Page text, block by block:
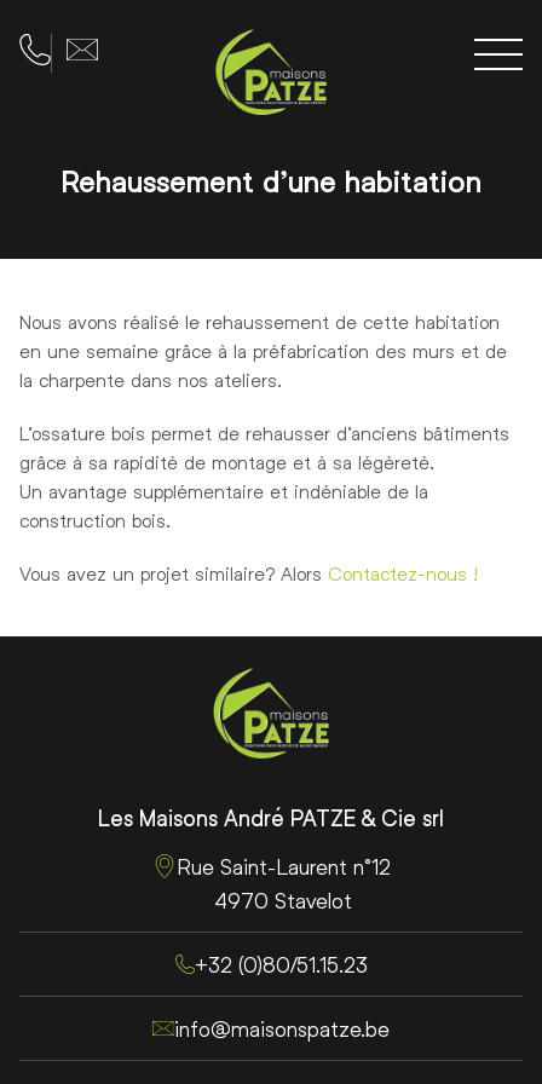
TéléphoneAdresse e-mail
Rehaussement d’une habitation
Nous avons réalisé le rehaussement de cette habitation
en une semaine grâce à la préfabrication des murs et de
la charpente dans nos ateliers.
L’ossature bois permet de rehausser d’anciens bâtiments
grâce à sa rapidité de montage et à sa légèreté.
Un avantage supplémentaire et indéniable de la
construction bois.
Vous avez un projet similaire? Alors Contactez-nous !
Cordonnées de Maisons Patze
Les Maisons André PATZE & Cie srl
Rue Saint-Laurent n°12
4970 Stavelot
+32 (0)80/51.15.23
info@maisonspatze.be